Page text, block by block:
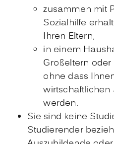
zusammen mit
Sozialhilfe
Ihren Eltern,
in einem
Großeltern
ohne dass
werden.
Sie sind keine
Studierender